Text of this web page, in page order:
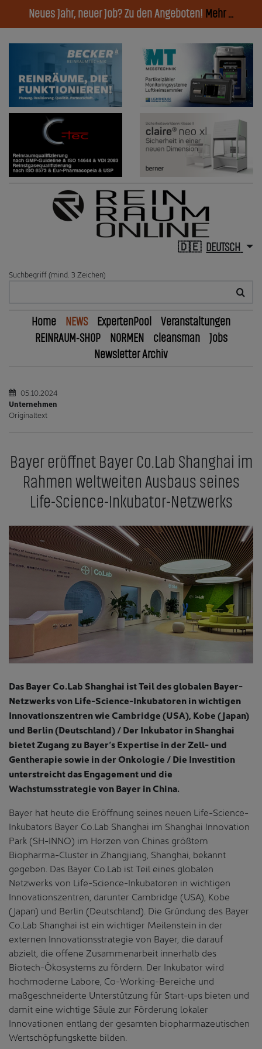
Neues Jahr, neuer Job? Zu den Angeboten! Mehr ...
DEUTSCH
Suchbegriff (mind. 3 Zeichen)
Home NEWS ExpertenPool
Veranstaltungen
REINRAUM-SHOP
NORMEN cleansman
Jobs
Newsletter Archiv
05.10.2024
Unternehmen
Originaltext
Bayer eröffnet Bayer Co.Lab Shanghai im
Rahmen weltweiten Ausbaus seines
Life-Science-Inkubator-Netzwerks
Das Bayer Co.Lab Shanghai ist Teil des globalen Bayer-
Netzwerks von Life-Science-Inkubatoren in wichtigen
Innovationszentren wie Cambridge (USA), Kobe (Japan)
und Berlin (Deutschland) / Der Inkubator in Shanghai
bietet Zugang zu Bayer‘s Expertise in der Zell- und
Gentherapie sowie in der Onkologie / Die Investition
unterstreicht das Engagement und die
Wachstumsstrategie von Bayer in China.
Bayer hat heute die Eröffnung seines neuen Life-Science-
Inkubators Bayer Co.Lab Shanghai im Shanghai Innovation
Park (SH-INNO) im Herzen von Chinas größtem
Biopharma-Cluster in Zhangjiang, Shanghai, bekannt
gegeben. Das Bayer Co.Lab ist Teil eines globalen
Netzwerks von Life-Science-Inkubatoren in wichtigen
Innovationszentren, darunter Cambridge (USA), Kobe
(Japan) und Berlin (Deutschland). Die Gründung des Bayer
Co.Lab Shanghai ist ein wichtiger Meilenstein in der
externen Innovationsstrategie von Bayer, die darauf
abzielt, die offene Zusammenarbeit innerhalb des
Biotech-Ökosystems zu fördern. Der Inkubator wird
hochmoderne Labore, Co-Working-Bereiche und
maßgeschneiderte Unterstützung für Start-ups bieten und
damit eine wichtige Säule zur Förderung lokaler
Innovationen entlang der gesamten biopharmazeutischen
Wertschöpfungskette bilden.